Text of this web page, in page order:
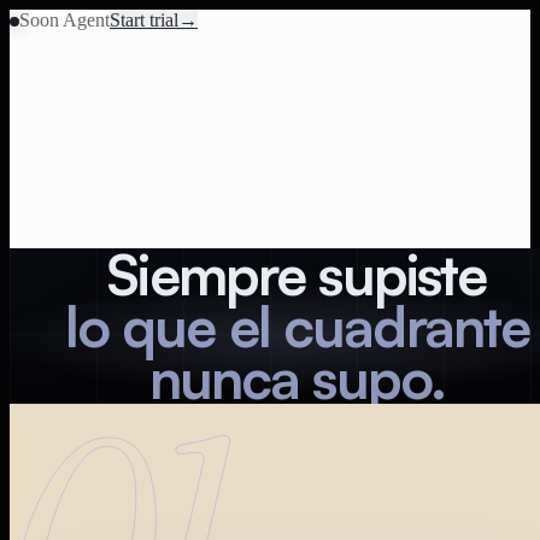
Soon AgentStart trial →
Siempre supiste
lo que el cuadrante
nunca supo.